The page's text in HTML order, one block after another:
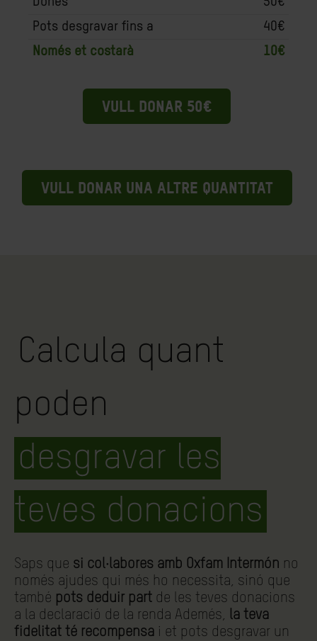
Pots desgravar fins a
40€
Només et costarà
10€
VULL DONAR 50€
VULL DONAR UNA ALTRE QUANTITAT
Calcula quant
poden
desgravar les
teves donacions
Saps que si col·labores amb Oxfam Intermón no
només ajudes qui més ho necessita, sinó que
també pots deduir part de les teves donacions
a la declaració de la renda Ademés, la teva
fidelitat té recompensa i et pots desgravar un